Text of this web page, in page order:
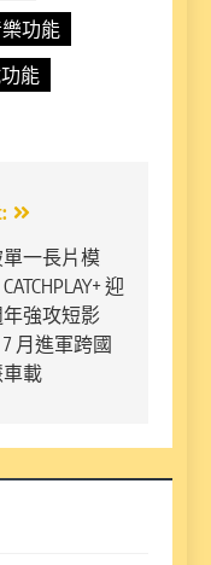
樂功能
能
一長片模
迎
強攻短影
月進軍跨國
載